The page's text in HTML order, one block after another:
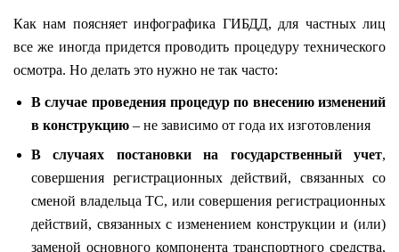
Как нам поясняет инфографика ГИБДД, для частных лиц
все же иногда придется проводить процедуру технического
осмотра. Но делать это нужно не так часто:
В случае проведения процедур по внесению изменений
в конструкцию – не зависимо от года их изготовления
В случаях постановки на государственный учет,
совершения регистрационных действий, связанных со
сменой владельца ТС, или совершения регистрационных
действий, связанных с изменением конструкции и (или)
заменой основного компонента транспортного средства,